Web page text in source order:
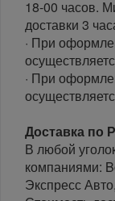
18-00 часов.
доставки 3
· При
· При
Доставка по
В любой
компаниями:
Экспресс